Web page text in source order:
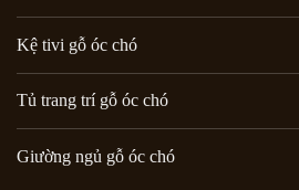
Kệ tivi gỗ óc chó
Tủ trang trí gỗ óc chó
Giường ngủ gỗ óc chó